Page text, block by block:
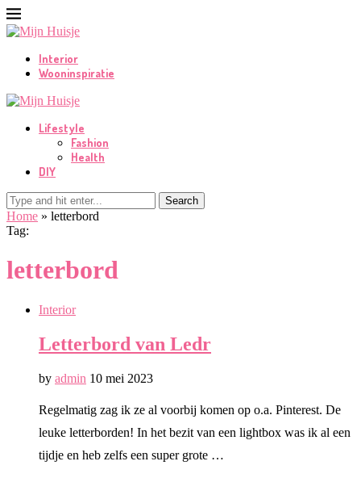
Interior
Wooninspiratie
Lifestyle
Fashion
Health
DIY
Search
Home » letterbord
Tag:
letterbord
Interior
Letterbord van Ledr
by admin 10 mei 2023
Regelmatig zag ik ze al voorbij komen op o.a. Pinterest. De
leuke letterborden! In het bezit van een lightbox was ik al een
tijdje en heb zelfs een super grote …